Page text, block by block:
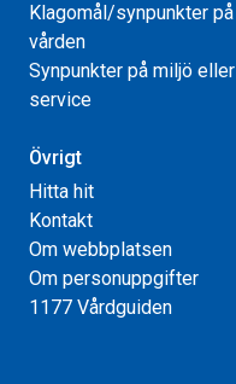
Klagomål/synpunkter på
vården
Synpunkter på miljö eller
service
Övrigt
Hitta hit
Kontakt
Om webbplatsen
Om personuppgifter
1177 Vårdguiden